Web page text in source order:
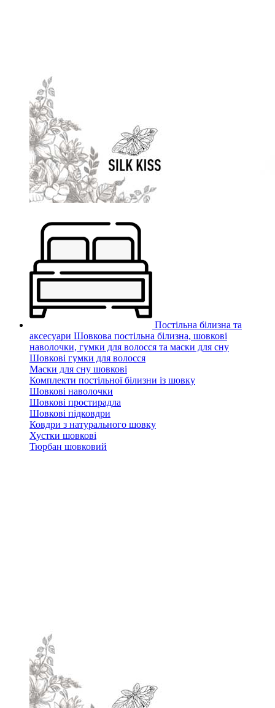
Постільна білизна та
аксесуари Шовкова постільна білизна, шовкові
наволочки, гумки для волосся та маски для сну
Шовкові гумки для волосся
Маски для сну шовкові
Комплекти постільної білизни із шовку
Шовкові наволочки
Шовкові простирадла
Шовкові підковдри
Ковдри з натурального шовку
Хустки шовкові
Тюрбан шовковий